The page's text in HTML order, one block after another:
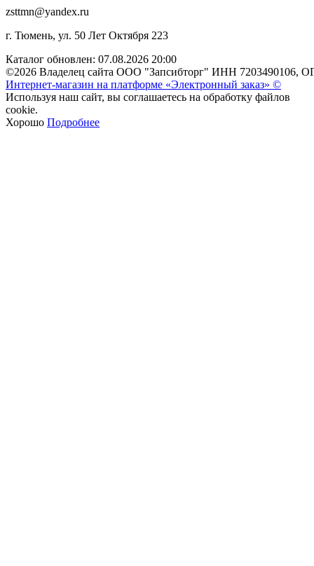
zsttmn@yandex.ru
г. Тюмень, ул. 50 Лет Октября 223
Каталог обновлен: 07.08.2026 20:00
©2026 Владелец сайта ООО "Запсибторг" ИНН 7203490106,
Интернет-магазин на платформе «Электронный заказ» ©
Используя наш сайт, вы соглашаетесь на обработку файлов
cookie.
Хорошо Подробнее